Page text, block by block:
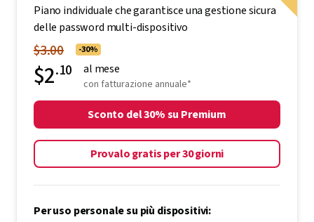
Piano individuale che garantisce una gestione sicura
delle password multi-dispositivo
$3.00 -30%
$2.10 al mese
con fatturazione annuale*
Sconto del 30% su Premium
Provalo gratis per 30 giorni
Per uso personale su più dispositivi: